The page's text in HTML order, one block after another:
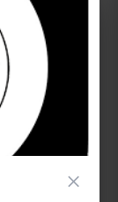
×